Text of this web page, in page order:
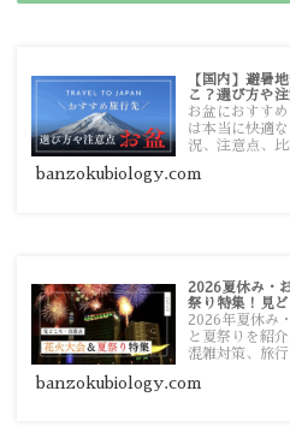
【国内】避暑
こ？選び方や
お盆におすす
は本当に快適
況、注意点、
す。
banzokubiology.com
2026夏休み・
祭り特集！見
2026年夏休み
と夏祭りを紹
混雑対策、旅
banzokubiology.com